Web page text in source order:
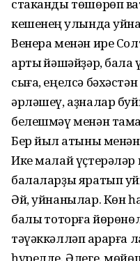
стаканды төшөрөп
кешенең ҡулында
Венера менән ире
артыҡ йәшәйҙәр, бала
сыға, еңелсә
әрләшеү, аҙналар
белешмәү менән
Бер йыл ҡатыны менән
Ике малай
балаларҙы яратып
Әй, уйнанылар. Көн
балыҡ тоторға
тәүәккәлләп ҡарарға